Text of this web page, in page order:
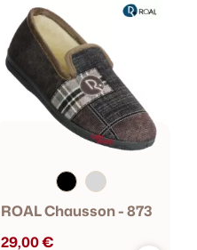
ROAL Chausson - 873
29,00 €